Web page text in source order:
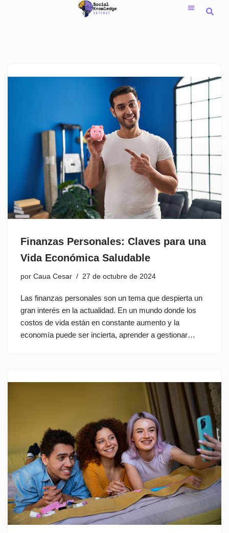
Finanzas Personales: Claves para una
Vida Económica Saludable
por Caua Cesar 27 de octubre de 2024
Las finanzas personales son un tema que despierta un
gran interés en la actualidad. En un mundo donde los
costos de vida están en constante aumento y la
economía puede ser incierta, aprender a gestionar…